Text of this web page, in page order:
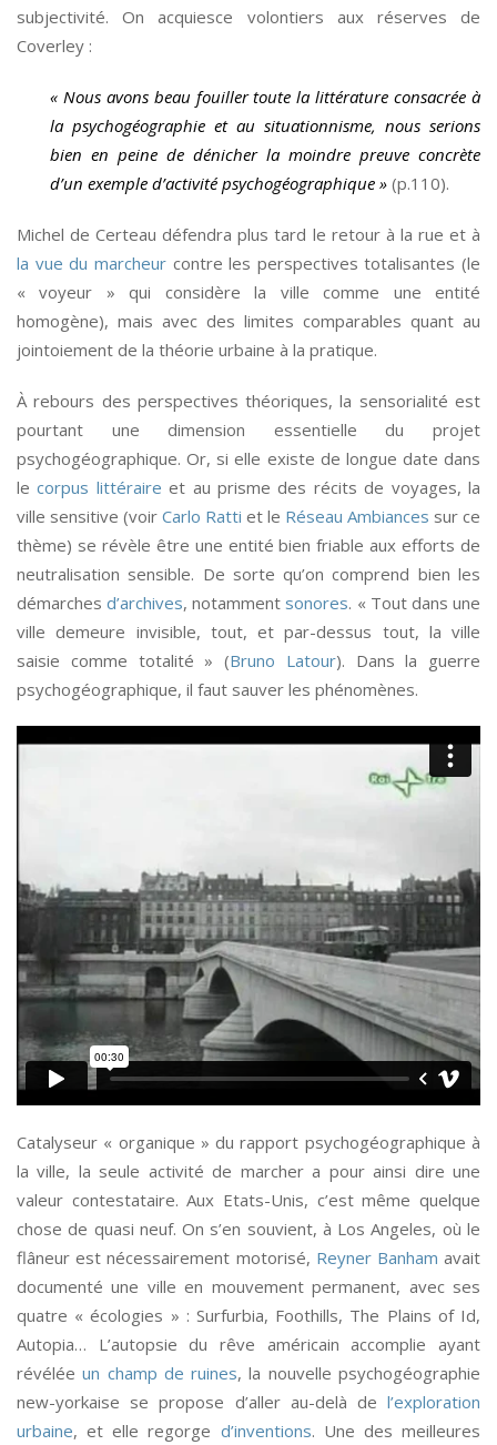
subjectivité. On acquiesce volontiers aux réserves de
Coverley :
« Nous avons beau fouiller toute la littérature consacrée à
la psychogéographie et au situationnisme, nous serions
bien en peine de dénicher la moindre preuve concrète
d’un exemple d’activité psychogéographique » (p.110).
Michel de Certeau défendra plus tard le retour à la rue et à
la vue du marcheurcontre les perspectives totalisantes (le
« voyeur » qui considère la ville comme une entité
homogène), mais avec des limites comparables quant au
jointoiement de la théorie urbaine à la pratique.
À rebours des perspectives théoriques, la sensorialité est
pourtant une dimension essentielle du projet
psychogéographique. Or, si elle existe de longue date dans
lecorpus littéraire et au prisme des récits de voyages, la
ville sensitive (voir Carlo Ratti et le Réseau Ambiances sur ce
thème) se révèle être une entité bien friable aux efforts de
neutralisation sensible. De sorte qu’on comprend bien les
démarchesd’archives, notamment sonores. « Tout dans une
ville demeure invisible, tout, et par-dessus tout, la ville
saisie comme totalité » (Bruno Latour). Dans la guerre
psychogéographique, il faut sauver les phénomènes.
Catalyseur « organique » du rapport psychogéographique à
la ville, la seule activité de marcher a pour ainsi dire une
valeur contestataire. Aux Etats-Unis, c’est même quelque
chose de quasi neuf. On s’en souvient, à Los Angeles, où le
flâneur est nécessairement motorisé, Reyner Banham avait
documenté une ville en mouvement permanent, avec ses
quatre « écologies » : Surfurbia, Foothills, The Plains of Id,
Autopia… L’autopsie du rêve américain accomplie ayant
révéléeun champ de ruines, la nouvelle psychogéographie
new-yorkaise se propose d’aller au-delà de l’exploration
urbaine, et elle regorge d’inventions. Une des meilleures